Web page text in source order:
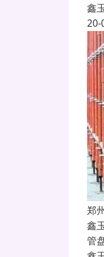
鑫
20-
郑
鑫
管